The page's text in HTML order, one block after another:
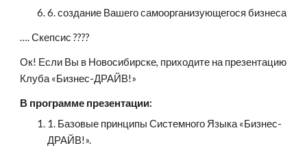
6. создание Вашего самоорганизующегося бизнеса
…. Скепсис ????
Ок! Если Вы в Новосибирске, приходите на презентацию
Клуба «Бизнес-ДРАЙВ!»
В программе презентации:
1. Базовые принципы Системного Языка «Бизнес-
ДРАЙВ!».